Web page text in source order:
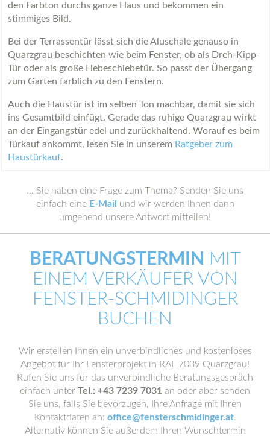
den Farbton durchs ganze Haus und bekommen ein
stimmiges Bild.
Bei der Terrassentür lässt sich die Aluschale genauso in
Quarzgrau beschichten wie beim Fenster, ob als Dreh-Kipp-
Tür oder als große Hebeschiebetür. So passt der Übergang
zum Garten farblich zu den Fenstern.
Auch die Haustür ist im selben Ton machbar, damit sie sich
ins Gesamtbild einfügt. Gerade das ruhige Quarzgrau wirkt
an der Eingangstür edel und zurückhaltend. Worauf es beim
Türkauf ankommt, lesen Sie in unserem Ratgeber zum
Haustürkauf.
… Sie haben eine Frage zum Thema? Senden Sie uns
einfach eine E-Mail
und wir werden Ihnen dann
umgehend unsere Antwort mitteilen!
BERATUNGSTERMIN MIT
EINEM VERKÄUFER VON
FENSTER-SCHMIDINGER
BUCHEN
Wir erstellen Ihnen ein unverbindliches und kostenloses
Angebot für Ihr Fensterprojekt in RAL 7039 Quarzgrau!
Rufen Sie uns für das unverbindliche Beratungsgespräch
einfach unter Tel.: +43 7239 7031 an oder aber senden
Sie uns, falls Sie bevorzugen, Ihre Anfrage mit Ihren
Kontaktdaten an: office@fensterschmidinger.at.
Alternativ können Sie außerdem Ihren Wunschtermin